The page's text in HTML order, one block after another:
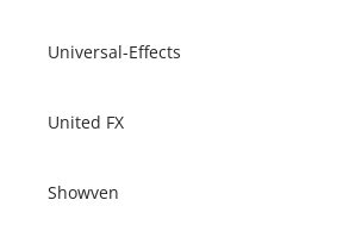
Universal-Effects
United FX
Showven